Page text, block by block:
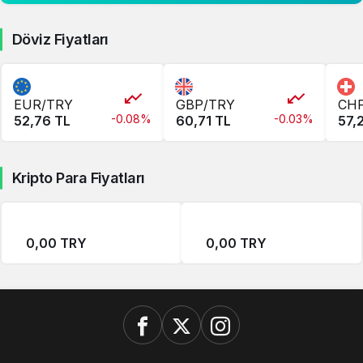
Döviz Fiyatları
EUR/TRY
52,76 TL
-0.08%
GBP/TRY
60,71 TL
-0.03%
Kripto Para Fiyatları
0,00 TRY 0,00 TRY